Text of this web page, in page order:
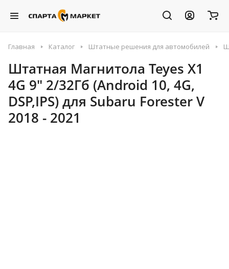
Главная Каталог Штатные решения для автомобилей
Штатная Магнитола Teyes X1
4G 9" 2/32Гб (Android 10, 4G,
DSP,IPS) для Subaru Forester V
2018 - 2021